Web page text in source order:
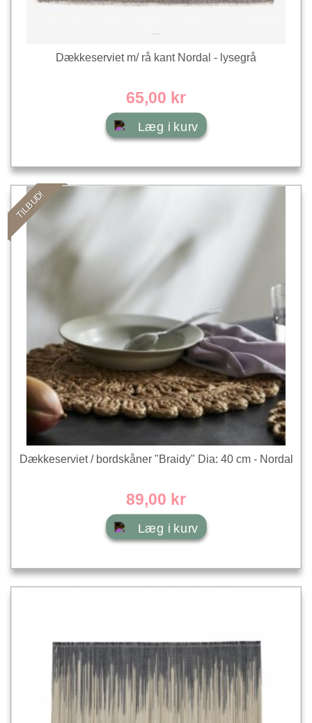
Dækkeserviet m/ rå kant Nordal - lysegrå
65,00 kr
Læg i kurv
TILBUD!
Dækkeserviet / bordskåner "Braidy" Dia: 40 cm - Nordal
89,00 kr
Læg i kurv